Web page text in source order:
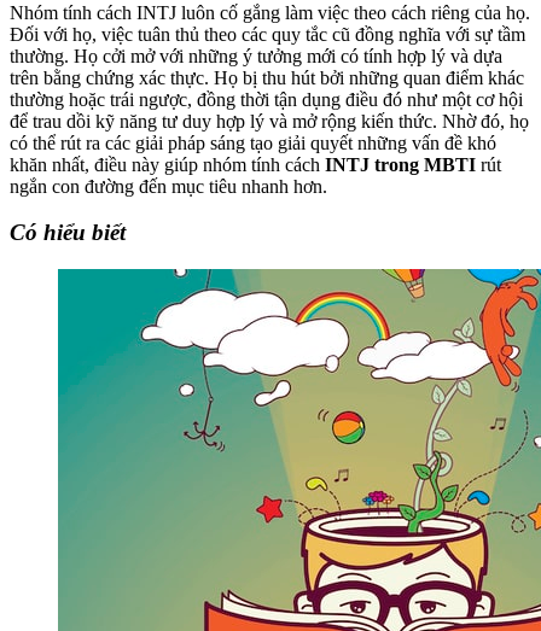
Nhóm tính cách INTJ luôn cố gắng làm việc theo cách riêng của họ.
Đối với họ, việc tuân thủ theo các quy tắc cũ đồng nghĩa với sự tầm
thường. Họ cởi mở với những ý tưởng mới có tính hợp lý và dựa
trên bằng chứng xác thực. Họ bị thu hút bởi những quan điểm khác
thường hoặc trái ngược, đồng thời tận dụng điều đó như một cơ hội
để trau dồi kỹ năng tư duy hợp lý và mở rộng kiến ​​thức. Nhờ đó, họ
có thể rút ra các giải pháp sáng tạo giải quyết những vấn đề khó
khăn nhất, điều này giúp nhóm tính cách INTJ trong MBTI rút
ngắn con đường đến mục tiêu nhanh hơn.
Có hiểu biết